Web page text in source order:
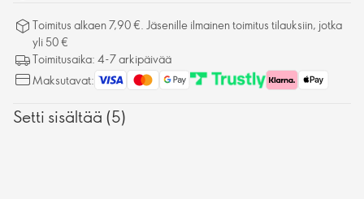
Toimitus alkaen 7,90 €. Jäsenille ilmainen toimitus tilauksiin, jotka
yli 50 €
Toimitusaika: 4-7 arkipäivää
Maksutavat:
Setti sisältää (5)